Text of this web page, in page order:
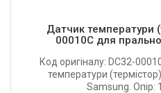
Датчик температури
00010C для
Код оригіналу: DC32-
температури
Samsung. Опір: